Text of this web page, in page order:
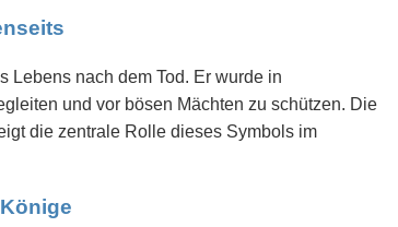
Lebens nach dem Tod. Er wurde in
und vor bösen Mächten zu schützen. Die
die zentrale Rolle dieses Symbols im